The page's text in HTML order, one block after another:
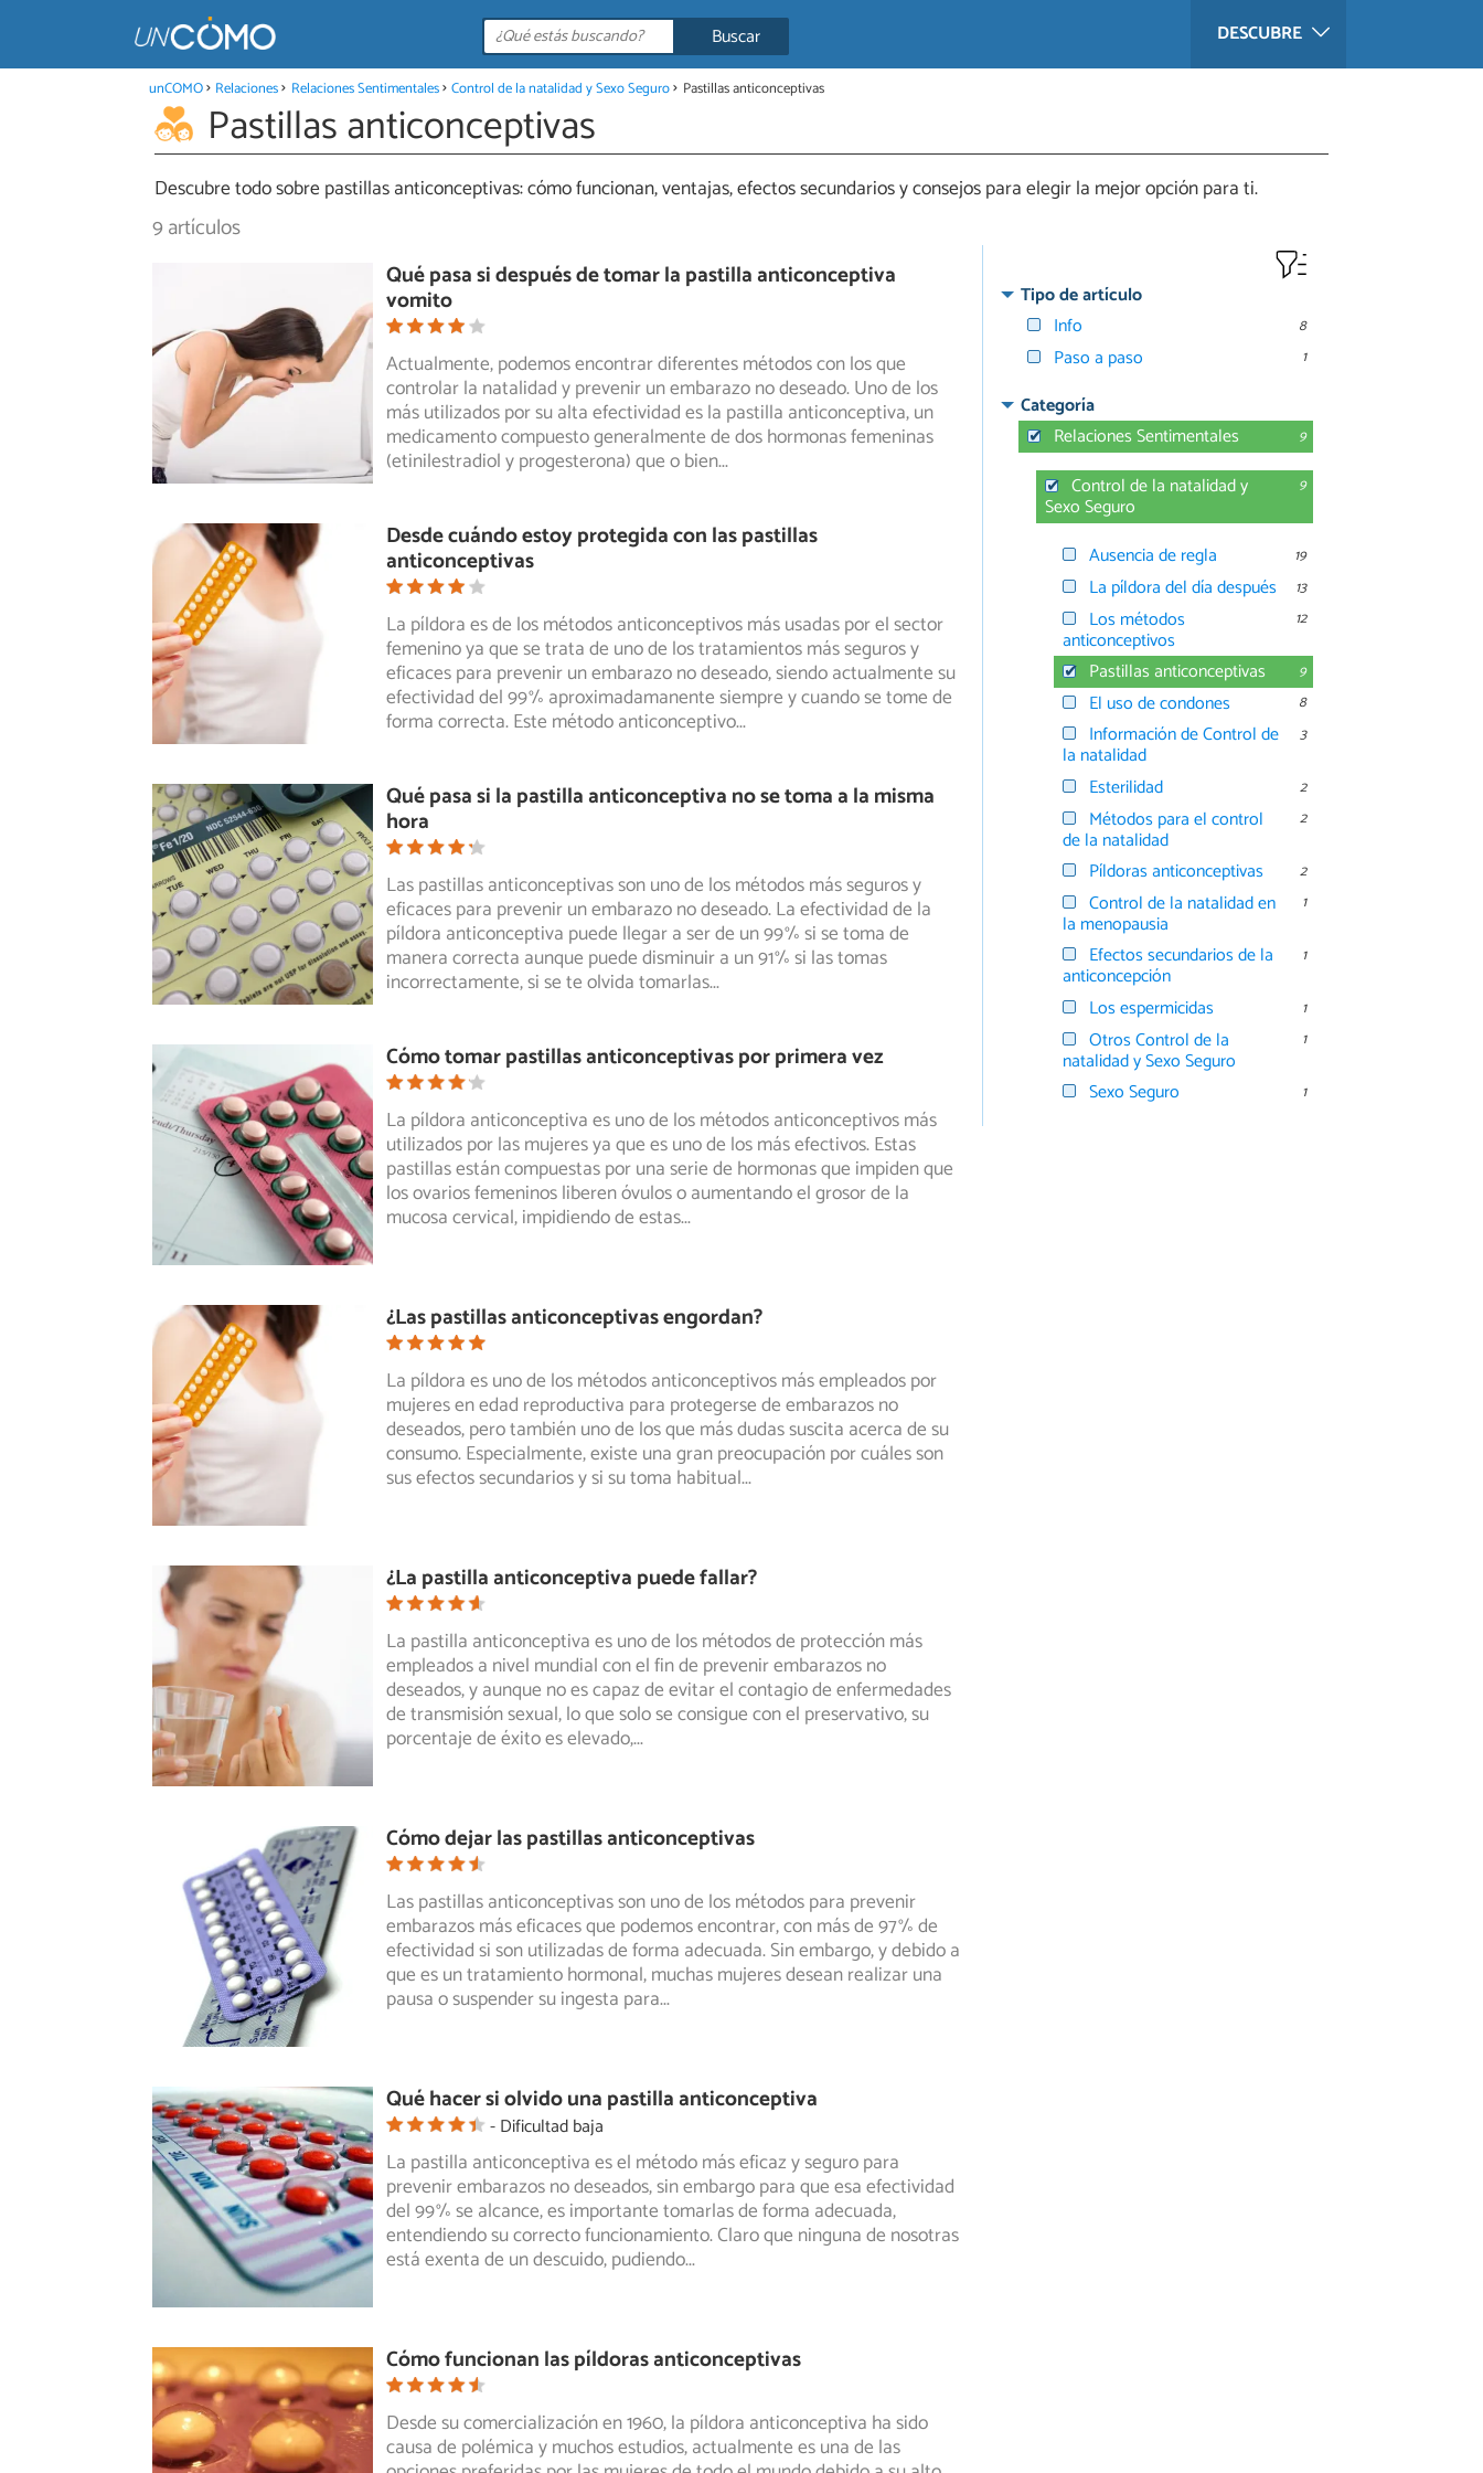
DESCUBRE
Buscar
unCOMO Relaciones Relaciones Sentimentales Control de la natalidad y Sexo Seguro Pastillas anticonceptivas
Pastillas anticonceptivas
Descubre todo sobre pastillas anticonceptivas: cómo funcionan, ventajas, efectos secundarios y consejos para elegir la mejor opción para ti.
9 artículos
Qué pasa si después de tomar la pastilla anticonceptiva
vomito
Actualmente, podemos encontrar diferentes métodos con los que
controlar la natalidad y prevenir un embarazo no deseado. Uno de los
más utilizadospor su alta efectividad es la pastilla anticonceptiva, un
medicamento compuesto generalmente de dos hormonas femeninas
(etinilestradiol y progesterona) que o bien...
Desde cuándo estoy protegida con las pastillas
anticonceptivas
La píldora es de los métodos anticonceptivos más usadas por el sector
femenino ya que se trata de uno de los tratamientos más seguros y
eficacespara prevenir un embarazo no deseado, siendo actualmente su
efectividad del 99% aproximadamanente siempre y cuando se tome de
forma correcta. Este método anticonceptivo...
Qué pasa si la pastilla anticonceptiva no se toma a la misma
hora
Las pastillas anticonceptivas son uno de los métodos más seguros y
eficaces para prevenir un embarazo no deseado. La efectividad de la
píldora anticonceptiva puede llegar a ser de un 99% si se toma de
manera correcta aunque puede disminuir a un 91% si las tomas
incorrectamente, si se te olvida tomarlas...
Cómo tomar pastillas anticonceptivas por primera vez
La píldora anticonceptiva es uno de los métodos anticonceptivos más
utilizados por las mujeres ya que es uno de los más efectivos. Estas
pastillasestán compuestas por una serie de hormonas que impiden que
los ovarios femeninos liberen óvulos o aumentando el grosor de la
mucosa cervical, impidiendo de estas...
¿Las pastillas anticonceptivas engordan?
La píldora es uno de los métodos anticonceptivos más empleados por
mujeres en edad reproductiva para protegerse de embarazos no
deseados, perotambién uno de los que más dudas suscita acerca de su
consumo. Especialmente, existe una gran preocupación por cuáles son
sus efectos secundarios y si su toma habitual...
¿La pastilla anticonceptiva puede fallar?
La pastilla anticonceptiva es uno de los métodos de protección más
empleados a nivel mundial con el fin de prevenir embarazos no
deseados, yaunque no es capaz de evitar el contagio de enfermedades
de transmisión sexual, lo que solo se consigue con el preservativo, su
porcentaje de éxito es elevado,...
Cómo dejar las pastillas anticonceptivas
Las pastillas anticonceptivas son uno de los métodos para prevenir
embarazos más eficaces que podemos encontrar, con más de 97% de
efectividadsi son utilizadas de forma adecuada. Sin embargo, y debido a
que es un tratamiento hormonal, muchas mujeres desean realizar una
pausa o suspender su ingesta para...
Qué hacer si olvido una pastilla anticonceptiva
Dificultad baja
La pastilla anticonceptiva es el método más eficaz y seguro para
prevenir embarazos no deseados, sin embargo para que esa efectividad
del 99%se alcance, es importante tomarlas de forma adecuada,
entendiendo su correcto funcionamiento. Claro que ninguna de nosotras
está exenta de un descuido, pudiendo...
Cómo funcionan las píldoras anticonceptivas
Desde su comercialización en 1960, la píldora anticonceptiva ha sido
causa de polémica y muchos estudios, actualmente es una de las
Tipo de artículo
Info
8
Paso a paso 1
Categoría
Relaciones Sentimentales
9
Control de la natalidad y
Sexo Seguro
9
Ausencia de regla 19
La píldora del día después 13
Los métodos
anticonceptivos
12
Pastillas anticonceptivas 9
El uso de condones 8
Información de Control de
la natalidad
3
Esterilidad 2
Métodos para el control
de la natalidad
2
Píldoras anticonceptivas 2
Control de la natalidad en
la menopausia
1
Efectos secundarios de la
anticoncepción
1
Los espermicidas 1
Otros Control de la
natalidad y Sexo Seguro
1
Sexo Seguro 1